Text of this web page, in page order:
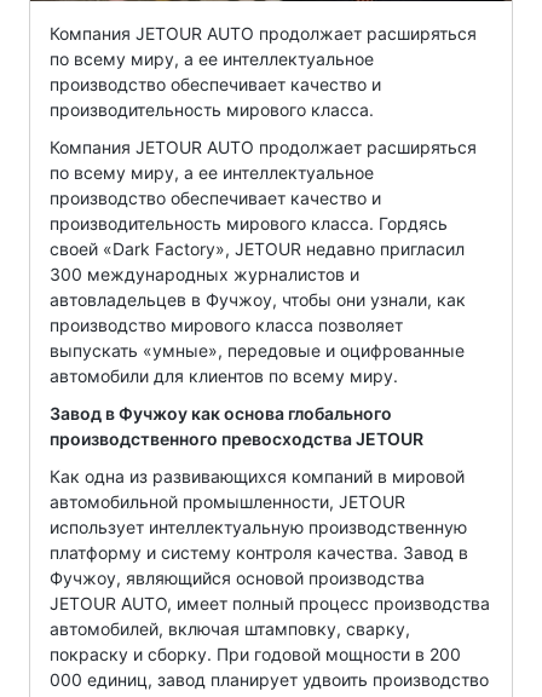
Компания JETOUR AUTO продолжает расширяться
по всему миру, а ее интеллектуальное
производство обеспечивает качество и
производительность мирового класса.
Компания JETOUR AUTO продолжает расширяться
по всему миру, а ее интеллектуальное
производство обеспечивает качество и
производительность мирового класса. Гордясь
своей «Dark Factory», JETOUR недавно пригласил
300 международных журналистов и
автовладельцев в Фучжоу, чтобы они узнали, как
производство мирового класса позволяет
выпускать «умные», передовые и оцифрованные
автомобили для клиентов по всему миру.
Завод в Фучжоу как основа глобального
производственного превосходства JETOUR
Как одна из развивающихся компаний в мировой
автомобильной промышленности, JETOUR
использует интеллектуальную производственную
платформу и систему контроля качества. Завод в
Фучжоу, являющийся основой производства
JETOUR AUTO, имеет полный процесс производства
автомобилей, включая штамповку, сварку,
покраску и сборку. При годовой мощности в 200
000 единиц, завод планирует удвоить производство